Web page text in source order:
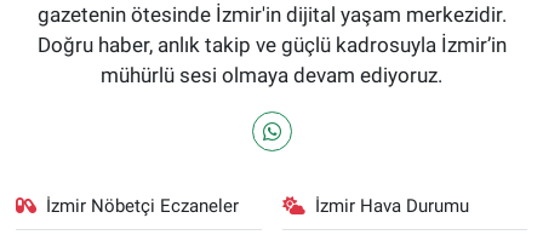
gazetenin ötesinde İzmir'in dijital yaşam merkezidir.
Doğru haber, anlık takip ve güçlü kadrosuyla İzmir’in
mühürlü sesi olmaya devam ediyoruz.
İzmir Nöbetçi Eczaneler İzmir Hava Durumu